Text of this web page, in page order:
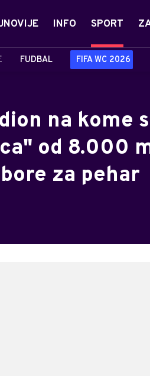
INFO SPORT
FUDBAL FIFA WC 2026
na kome
od 8.000
za pehar